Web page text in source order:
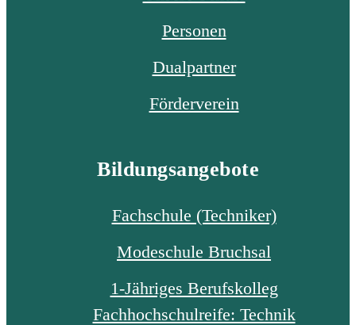
Personen
Dualpartner
Förderverein
Bildungsangebote
Fachschule (Techniker)
Modeschule Bruchsal
1-Jähriges Berufskolleg
Fachhochschulreife: Technik